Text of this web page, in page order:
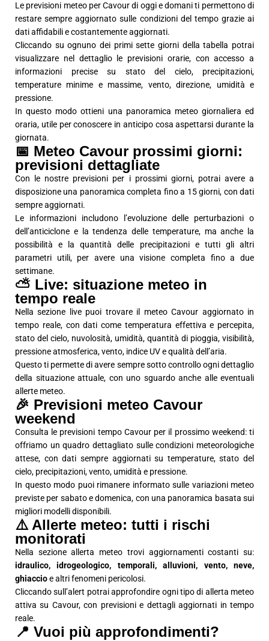
Le previsioni meteo per Cavour di oggi e domani ti permettono di
restare sempre aggiornato sulle condizioni del tempo grazie ai
dati affidabili e costantemente aggiornati.
Cliccando su ognuno dei primi sette giorni della tabella potrai
visualizzare nel dettaglio le previsioni orarie, con accesso a
informazioni precise su stato del cielo, precipitazioni,
temperature minime e massime, vento, direzione, umidità e
pressione.
In questo modo ottieni una panoramica meteo giornaliera ed
oraria, utile per conoscere in anticipo cosa aspettarsi durante la
giornata.
📅 Meteo Cavour prossimi giorni:
previsioni dettagliate
Con le nostre previsioni per i prossimi giorni, potrai avere a
disposizione una panoramica completa fino a 15 giorni, con dati
sempre aggiornati.
Le informazioni includono l’evoluzione delle perturbazioni o
dell’anticiclone e la tendenza delle temperature, ma anche la
possibilità e la quantità delle precipitazioni e tutti gli altri
parametri utili, per avere una visione completa fino a due
settimane.
⛅ Live: situazione meteo in
tempo reale
Nella sezione live puoi trovare il meteo Cavour aggiornato in
tempo reale, con dati come temperatura effettiva e percepita,
stato del cielo, nuvolosità, umidità, quantità di pioggia, visibilità,
pressione atmosferica, vento, indice UV e qualità dell’aria.
Questo ti permette di avere sempre sotto controllo ogni dettaglio
della situazione attuale, con uno sguardo anche alle eventuali
allerte meteo.
🎉 Previsioni meteo Cavour
weekend
Consulta le previsioni tempo Cavour per il prossimo weekend: ti
offriamo un quadro dettagliato sulle condizioni meteorologiche
attese, con dati sempre aggiornati su temperature, stato del
cielo, precipitazioni, vento, umidità e pressione.
In questo modo puoi rimanere informato sulle variazioni meteo
previste per sabato e domenica, con una panoramica basata sui
migliori modelli disponibili.
⚠️ Allerte meteo: tutti i rischi
monitorati
Nella sezione allerta meteo trovi aggiornamenti costanti su:
idraulico, idrogeologico, temporali, alluvioni, vento, neve,
ghiaccioe altri fenomeni pericolosi.
Cliccando sull’alert potrai approfondire ogni tipo di allerta meteo
attiva su Cavour, con previsioni e dettagli aggiornati in tempo
reale.
📍 Vuoi più approfondimenti?